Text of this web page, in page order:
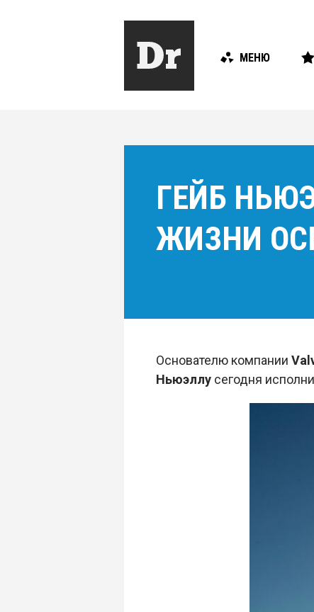
МЕНЮ
ГЕЙБ
ЖИЗНИ
Основателю компании
Ньюэллусегодня